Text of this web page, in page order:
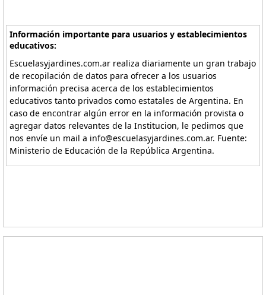
Información importante para usuarios y establecimientos
educativos:
Escuelasyjardines.com.ar realiza diariamente un gran trabajo
de recopilación de datos para ofrecer a los usuarios
información precisa acerca de los establecimientos
educativos tanto privados como estatales de Argentina. En
caso de encontrar algún error en la información provista o
agregar datos relevantes de la Institucion, le pedimos que
nos envíe un mail a info@escuelasyjardines.com.ar. Fuente:
Ministerio de Educación de la República Argentina.